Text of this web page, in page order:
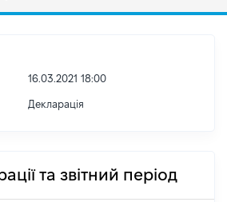
16.03.2021 18:00
Декларація
та звітний період